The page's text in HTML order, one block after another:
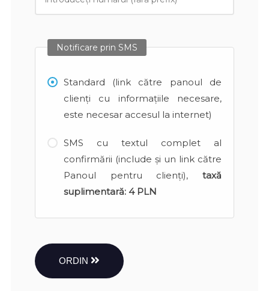
Notificare prin SMS
Standard (link către panoul de
clienți cu informațiile necesare,
este necesar accesul la internet)
SMS cu textul complet al
confirmării (include și un link către
Panoul pentru clienți), taxă
suplimentară: 4 PLN
ORDIN